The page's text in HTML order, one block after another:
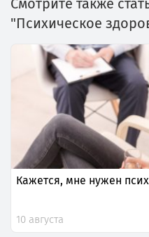
"Психическое
Кажется, мне нужен
10 августа